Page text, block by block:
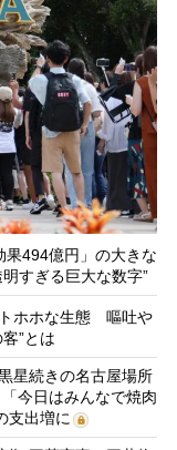
果494億円」の大きな
すぎる巨大な数字”
ホホな生態 嘔吐や
”とは
星続きの名古屋場所
今日はみんなで焼肉
支出増に